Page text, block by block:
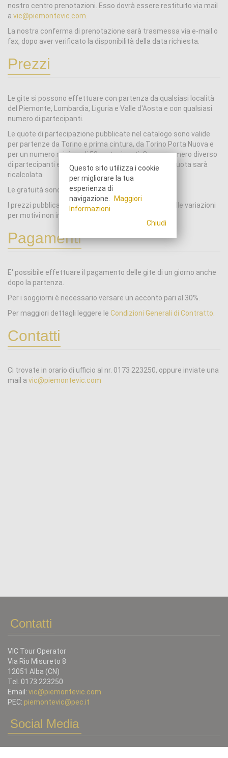
nostro centro prenotazioni. Esso dovrà essere restituito via mail
a vic@piemontevic.com
La nostra conferma di prenotazione sarà trasmessa via e-mail o
fax, dopo aver verificato la disponibilità della data richiesta.
Prezzi
Le gite si possono effettuare con partenza da qualsiasi località
del Piemonte, Lombardia, Liguria e Valle d'Aosta e con qualsiasi
numero di partecipanti.
Le quote di partecipazione pubblicate nel catalogo sono valide
per partenze da Torino e prima cintura, da Torino Porta Nuova e
per un numero minimo di 50 partecipanti. Con un numero diverso
di partecipanti e per le partenze da altre località la quota sarà
ricalcolata.
Le gratuità sono riservate alle insegnanti.
I prezzi pubblicati sul catalogo potrebbero subire delle variazioni
per motivi non imputabili al Tour Operator V.I.C.
Pagamenti
E' possibile effettuare il pagamento delle gite di un giorno anche
dopo la partenza.
Per i soggiorni è necessario versare un acconto pari al 30%.
Per maggiori dettagli leggere le Condizioni Generali di Contratto
Contatti
Ci trovate in orario di ufficio al nr. 0173 223250, oppure inviate una
mail a vic@piemontevic.com
Contatti
VIC Tour Operator
Via Rio Misureto 8
12051 Alba (CN)
Tel. 0173 223250
Email: vic@piemontevic.com
PEC: piemontevic@pec.it
Social Media
Questo sito utilizza i cookie
per migliorare la tua
esperienza di
navigazione.
Maggiori
Informazioni
Chiudi